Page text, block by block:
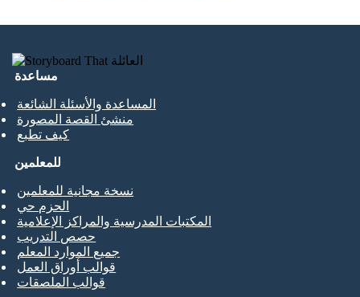
مساعدة
المساعدة والأسئلة الشائعة
منشئ القصة المصورة
كيف تطبع
للمعلمين
نسخة مجانية للمعلمين
الحزم حي
المكتبات المدرسية والمراكز الإعلامية
حصص التدريب
جميع الموارد المعلم
قوالب أوراق العمل
قوالب الملصقات